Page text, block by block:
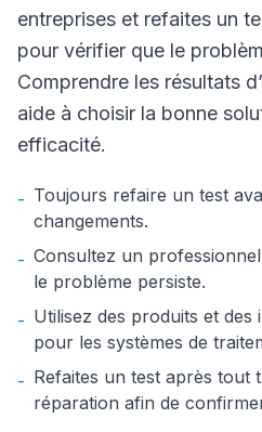
entreprises et refaites un
pour vérifier que le
Comprendre les résultats
aide à choisir la bonne
efficacité.
- Toujours refaire un test
changements.
- Consultez un
le problème persiste.
- Utilisez des produits et des
pour les systèmes de
- Refaites un test après tout
réparation afin de